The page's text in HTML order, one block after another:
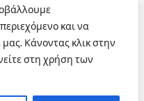
και να
Κάνοντας κλικ στην
στη χρήση των
byDailypharmanews
Πολιτική cookies